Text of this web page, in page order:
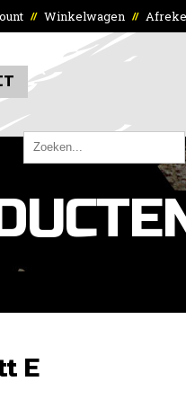
// Winkelwagen //
E